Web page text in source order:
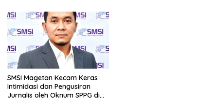
SMSI Magetan Kecam Keras
Intimidasi dan Pengusiran
Jurnalis oleh Oknum SPPG di